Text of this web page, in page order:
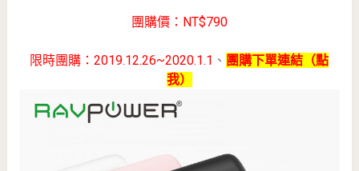
團購價：NT$790
限時團購：2019.12.26~2020.1.1 、 團購下單連結（點
我）